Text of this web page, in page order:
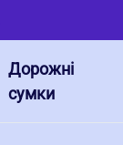
Дорожні
сумки